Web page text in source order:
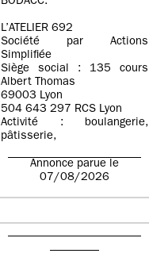
L’ATELIER 692
Société par Actions
Simplifiée
Siège social : 135 cours
Albert Thomas
69003 Lyon
504 643 297 RCS Lyon
Activité : boulangerie,
pâtisserie,
Annonce parue le
07/08/2026